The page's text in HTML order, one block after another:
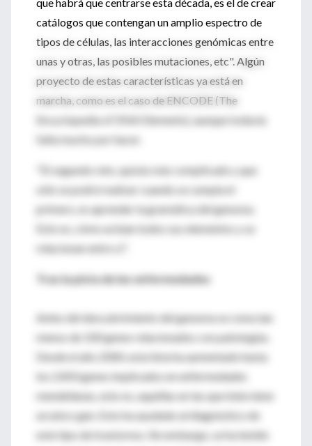
catálogos que contengan un amplio espectro de
tipos de células, las interacciones genómicas entre
unas y otras, las posibles mutaciones, etc". Algún
proyecto de estas características ya está en
marcha, como es el caso de ENCODE (The
Encyclopedia of DNA Elements), aunque todavía
falta mucho por hacer.
"El segundo reto, quizás más complicado y que
sólo se podrá realizar cuando se cumpla el
primero, es aprender la gramática del genoma.
Esto es, cómo actúan todos sus elementos y se
relacionan entre sí".
Tras la pista de las enfermedades
Antes del descubrimiento del genoma se conocían
menos de 100 genes relacionados con patologías.
Desde el año 2000, esta lista ha aumentado hasta
los 2.850 genes implicados en enfermedades
mendelianas, esto es, aquéllas en las que interviene
un único gen. Esto ha ayudado al diagnóstico de
este tipo de trastornos. Sin embargo, se ha tenido